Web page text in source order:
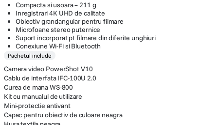
Compacta si usoara – 211 g
Inregistrari 4K UHD de calitate
Obiectiv grandangular pentru filmare
Microfoane stereo puternice
Suport incorporat pt filmare din diferite unghiuri
Conexiune Wi-Fi si Bluetooth
Pachetul include
Camera video PowerShot V10
Cablu de interfata IFC-100U 2.0
Curea de mana WS-800
Kit cu manualul de utilizare
Mini-protectie antivant
Capac pentru obiectiv de culoare neagra